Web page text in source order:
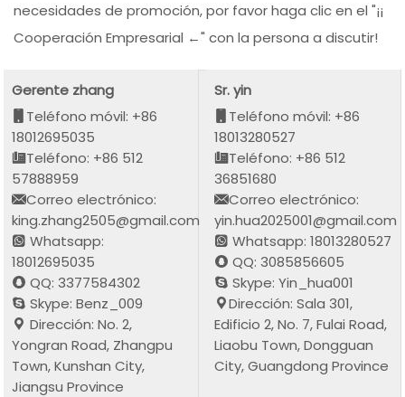
necesidades de promoción, por favor haga clic en el "¡¡
Cooperación Empresarial ←" con la persona a discutir!
Gerente zhang
Teléfono móvil: +86
18012695035
Teléfono: +86 512
57888959
Correo electrónico:
king.zhang2505@gmail.com
Whatsapp:
18012695035
QQ: 3377584302
Skype: Benz_009
Dirección: No. 2,
Yongran Road, Zhangpu
Town, Kunshan City,
Jiangsu Province
Sr. yin
Teléfono móvil: +86
18013280527
Teléfono: +86 512
36851680
Correo electrónico:
yin.hua2025001@gmail.com
Whatsapp: 18013280527
QQ: 3085856605
Skype: Yin_hua001
Dirección: Sala 301,
Edificio 2, No. 7, Fulai Road,
Liaobu Town, Dongguan
City, Guangdong Province